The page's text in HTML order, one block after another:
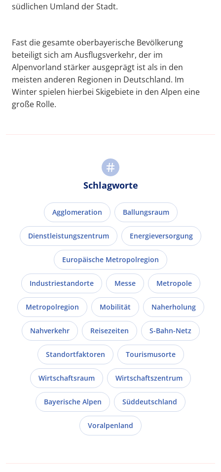
südlichen Umland der Stadt.
Fast die gesamte oberbayerische Bevölkerung
beteiligt sich am Ausflugsverkehr, der im
Alpenvorland stärker ausgeprägt ist als in den
meisten anderen Regionen in Deutschland. Im
Winter spielen hierbei Skigebiete in den Alpen eine
große Rolle.
Schlagworte
Agglomeration Ballungsraum
Dienstleistungszentrum Energieversorgung
Europäische Metropolregion
Industriestandorte Messe Metropole
Metropolregion Mobilität Naherholung
Nahverkehr Reisezeiten S-Bahn-Netz
Standortfaktoren Tourismusorte
Wirtschaftsraum Wirtschaftszentrum
Bayerische Alpen Süddeutschland
Voralpenland